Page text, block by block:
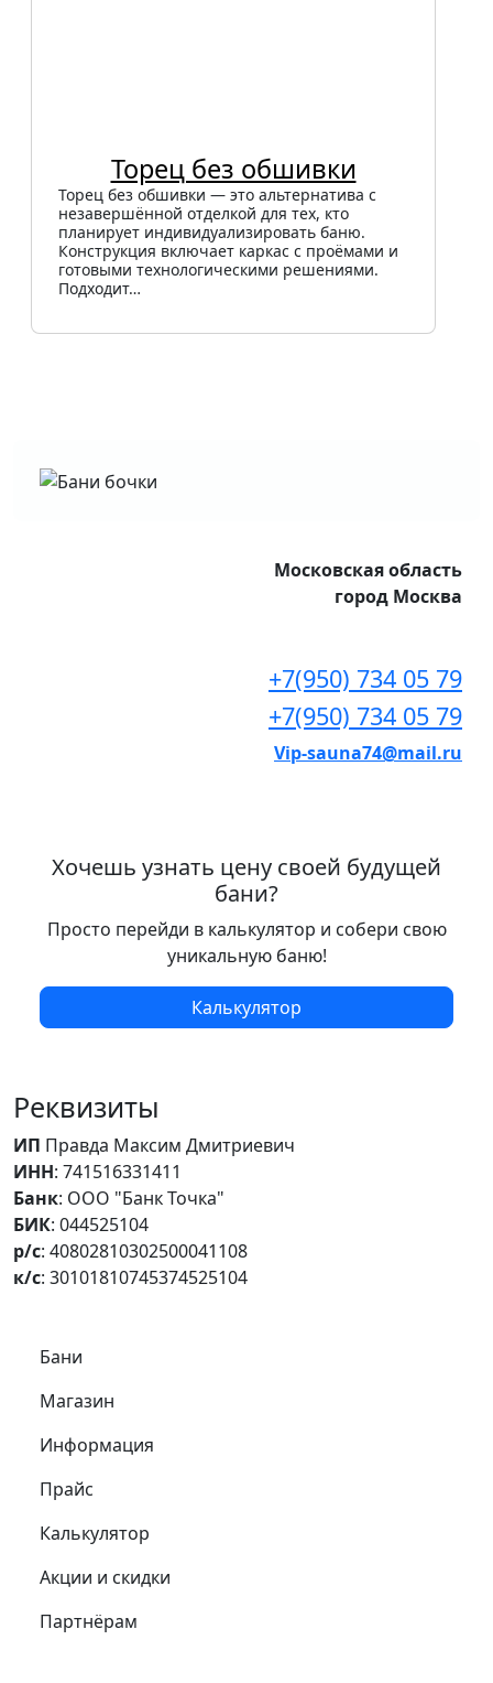
Торец без обшивки
Торец без обшивки — это альтернатива с
незавершённой отделкой для тех, кто
планирует индивидуализировать баню.
Конструкция включает каркас с проёмами и
готовыми технологическими решениями.
Подходит…
Московская область
город Москва
+7(950) 734 05 79
+7(950) 734 05 79
Vip-sauna74@mail.ru
Хочешь узнать цену своей будущей
бани?
Просто перейди в калькулятор и собери свою
уникальную баню!
Калькулятор
Реквизиты
ИП Правда Максим Дмитриевич
ИНН: 741516331411
Банк: ООО "Банк Точка"
БИК: 044525104
р/с: 40802810302500041108
к/с: 30101810745374525104
Самое важное
Бани
Магазин
Информация
Прайс
Калькулятор
Акции и скидки
Партнёрам